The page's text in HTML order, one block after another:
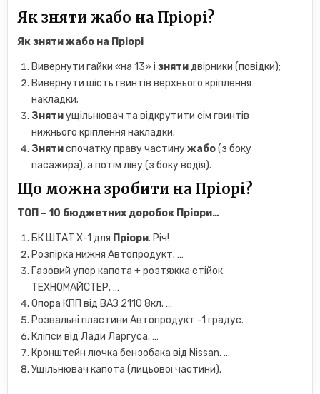
Як зняти жабо на Пріорі?
Як зняти жабо на Пріорі
Вивернути гайки «на 13» ізнятидвірники (повідки);
Вивернути шість гвинтів верхнього кріплення
накладки;
Знятиущільнювач та відкрутити сім гвинтів
нижнього кріплення накладки;
Знятиспочатку праву частинужабо(з боку
пасажира), а потім ліву (з боку водія).
Що можна зробити на Пріорі?
ТОП – 10 бюджетних доробок Пріори…
БК ШТАТ Х-1 для Пріори. Річ!
Розпірка нижня Автопродукт. …
Газовий упор капота + розтяжка стійок
ТЕХНОМАЙСТЕР. …
Опора КПП від ВАЗ 2110 8кл. …
Розвальні пластини Автопродукт -1 градус. …
Кліпси від Лади Ларгуса. …
Кронштейн лючка бензобака від Nissan. …
Ущільнювач капота (лицьової частини).